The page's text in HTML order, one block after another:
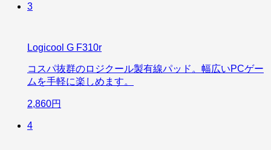
3
Logicool G F310r
コスパ抜群のロジクール製有線パッド。幅広いPCゲー
ムを手軽に楽しめます。
2,860円
4